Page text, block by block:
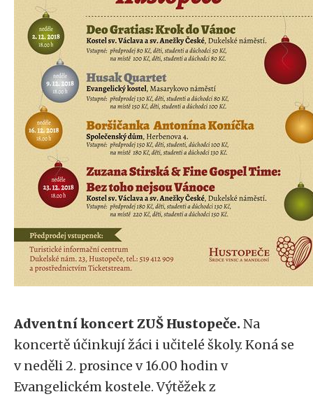
Adventní koncert ZUŠ Hustopeče.Na
koncertě účinkují žáci i učitelé školy. Koná se
v neděli 2. prosince v 16.00 hodin v
Evangelickém kostele. Výtěžek z